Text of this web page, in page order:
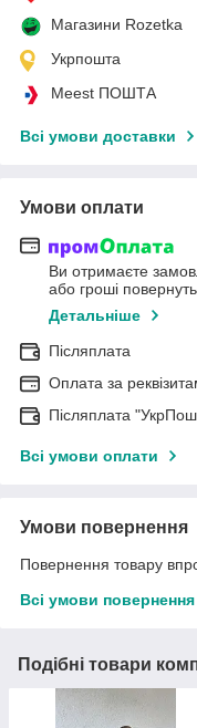
Магазини Rozetka
Укрпошта
Meest ПОШТА
Всі умови доставки
Умови оплати
Ви отримаєте
або гроші
Детальніше
Післяплата
Оплата за
Післяплата
Всі умови оплати
Умови повернення
Повернення товару
Всі умови повернення
Подібні товари